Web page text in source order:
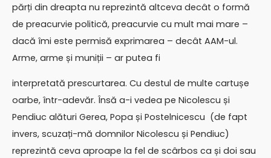
părți din dreapta nu reprezintă altceva decât o formă
de preacurvie politică, preacurvie cu mult mai mare –
dacă îmi este permisă exprimarea – decât AAM-ul.
Arme, arme și muniții – ar putea fi
interpretată prescurtarea. Cu destul de multe cartușe
oarbe, într-adevăr. Însă a-i vedea pe Nicolescu și
Pendiuc alături Gerea, Popa și Postelnicescu (de fapt
invers, scuzați-mă domnilor Nicolescu și Pendiuc)
reprezintă ceva aproape la fel de scârbos ca și doi sau